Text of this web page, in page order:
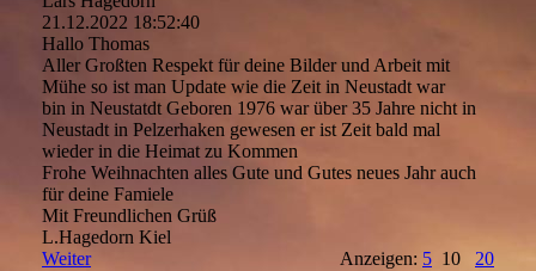
21.12.2022 18:52:40
Hallo Thomas
Aller Großten Respekt für deine Bilder und Arbeit mit
Mühe so ist man Update wie die Zeit in Neustadt war
bin in Neustatdt Geboren 1976 war über 35 Jahre nicht in
Neustadt in Pelzerhaken gewesen er ist Zeit bald mal
wieder in die Heimat zu Kommen
Frohe Weihnachten alles Gute und Gutes neues Jahr auch
für deine Famiele
Mit Freundlichen Grüß
L.Hagedorn Kiel
Weiter
Anzeigen: 5 10 20